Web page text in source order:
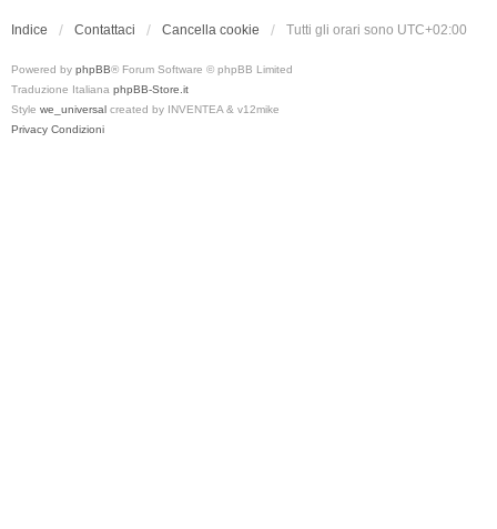
Indice Contattaci Cancella cookie Tutti gli orari sono UTC+02:00
Powered by phpBB® Forum Software © phpBB Limited
Traduzione Italiana phpBB-Store.it
Style we_universal created by INVENTEA & v12mike
Privacy Condizioni